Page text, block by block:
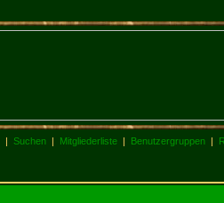
| Suchen | Mitgliederliste | Benutzergruppen |